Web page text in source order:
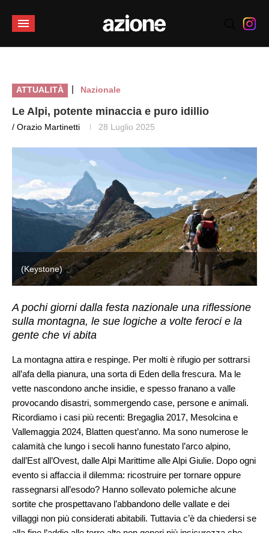
ATTUALITÀ | Nazionale
Le Alpi, potente minaccia e puro idillio
/ Orazio Martinetti 28 Luglio 2025
(Keystone)
A pochi giorni dalla festa nazionale una riflessione
sulla montagna, le sue logiche a volte feroci e la
gente che vi abita
La montagna attira e respinge. Per molti è rifugio per sottrarsi
all’afa della pianura, una sorta di Eden della frescura. Ma le
vette nascondono anche insidie, e spesso franano a valle
provocando disastri, sommergendo case, persone e animali.
Ricordiamo i casi più recenti: Bregaglia 2017, Mesolcina e
Vallemaggia 2024, Blatten quest’anno. Ma sono numerose le
calamità che lungo i secoli hanno funestato l’arco alpino,
dall’Est all’Ovest, dalle Alpi Marittime alle Alpi Giulie. Dopo ogni
evento si affaccia il dilemma: ricostruire per tornare oppure
rassegnarsi all’esodo? Hanno sollevato polemiche alcune
sortite che prospettavano l’abbandono delle vallate e dei
villaggi non più considerati abitabili. Tuttavia c’è da chiedersi se
alla fine l’addio alle terre alte non generi più insicurezza che